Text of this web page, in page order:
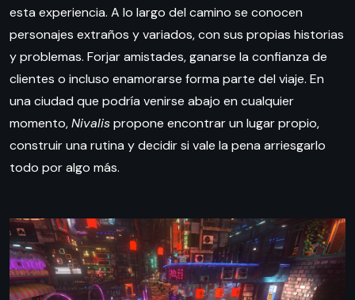
esta experiencia. A lo largo del camino se conocen
personajes extraños y variados, con sus propias historias
y problemas. Forjar amistades, ganarse la confianza de
clientes o incluso enamorarse forma parte del viaje. En
una ciudad que podría venirse abajo en cualquier
momento,Nivalispropone encontrar un lugar propio,
construir una rutina y decidir si vale la pena arriesgarlo
todo por algo más.